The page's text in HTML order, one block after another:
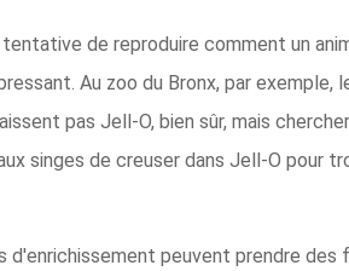
de reproduire comment un
Au zoo du Bronx, par
pas Jell-O, bien sûr, mais
singes de creuser dans Jell-O pour
d'enrichissement peuvent prendre